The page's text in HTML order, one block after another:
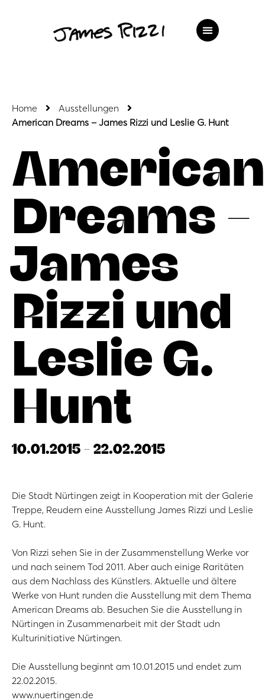
Home
Ausstellungen
American Dreams – James Rizzi und Leslie G. Hunt
American
Dreams –
James
Rizzi und
Leslie G.
Hunt
10.01.2015 - 22.02.2015
Die Stadt Nürtingen zeigt in Kooperation mit der Galerie
Treppe, Reudern eine Ausstellung James Rizzi und Leslie
G. Hunt.
Von Rizzi sehen Sie in der Zusammenstellung Werke vor
und nach seinem Tod 2011. Aber auch einige Raritäten
aus dem Nachlass des Künstlers. Aktuelle und ältere
Werke von Hunt runden die Ausstellung mit dem Thema
American Dreams ab. Besuchen Sie die Ausstellung in
Nürtingen in Zusammenarbeit mit der Stadt udn
Kulturinitiative Nürtingen.
Die Ausstellung beginnt am 10.01.2015 und endet zum
22.02.2015.
www.nuertingen.de